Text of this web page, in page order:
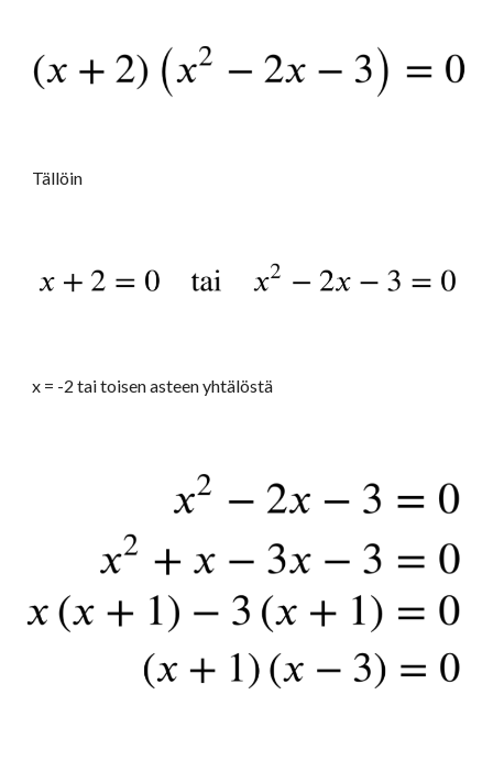
Tällöin
x = -2 tai toisen asteen yhtälöstä